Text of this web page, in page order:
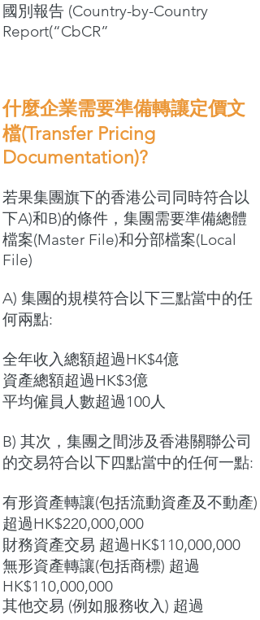
國別報告 (Country-by-Country
Report(“CbCR”
什麼企業需要準備轉讓定價文
檔(Transfer Pricing
Documentation)?
若果集團旗下的香港公司同時符合以
下A)和B)的條件，集團需要準備總體
檔案(Master File)和分部檔案(Local
File)
A) 集團的規模符合以下三點當中的任
何兩點:
全年收入總額超過HK$4億
資產總額超過HK$3億
平均僱員人數超過100人
B) 其次，集團之間涉及香港關聯公司
的交易符合以下四點當中的任何一點:
有形資產轉讓(包括流動資產及不動產)
超過HK$220,000,000
財務資產交易 超過HK$110,000,000
無形資產轉讓(包括商標) 超過
HK$110,000,000
其他交易 (例如服務收入) 超過